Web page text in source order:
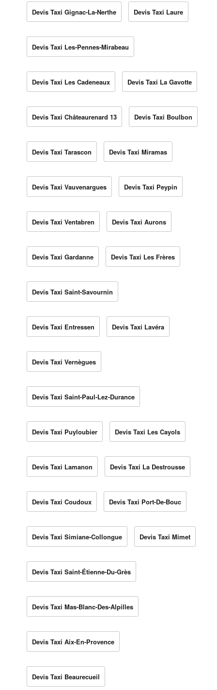
Devis Taxi Gignac-La-Nerthe Devis Taxi Laure
Devis Taxi Les-Pennes-Mirabeau
Devis Taxi Les Cadeneaux Devis Taxi La Gavotte
Devis Taxi Châteaurenard 13 Devis Taxi Boulbon
Devis Taxi Tarascon Devis Taxi Miramas
Devis Taxi Vauvenargues Devis Taxi Peypin
Devis Taxi Ventabren Devis Taxi Aurons
Devis Taxi Gardanne Devis Taxi Les Frères
Devis Taxi Saint-Savournin
Devis Taxi Entressen Devis Taxi Lavéra
Devis Taxi Vernègues
Devis Taxi Saint-Paul-Lez-Durance
Devis Taxi Puyloubier Devis Taxi Les Cayols
Devis Taxi Lamanon Devis Taxi La Destrousse
Devis Taxi Coudoux Devis Taxi Port-De-Bouc
Devis Taxi Simiane-Collongue Devis Taxi Mimet
Devis Taxi Saint-Étienne-Du-Grès
Devis Taxi Mas-Blanc-Des-Alpilles
Devis Taxi Aix-En-Provence
Devis Taxi Beaurecueil